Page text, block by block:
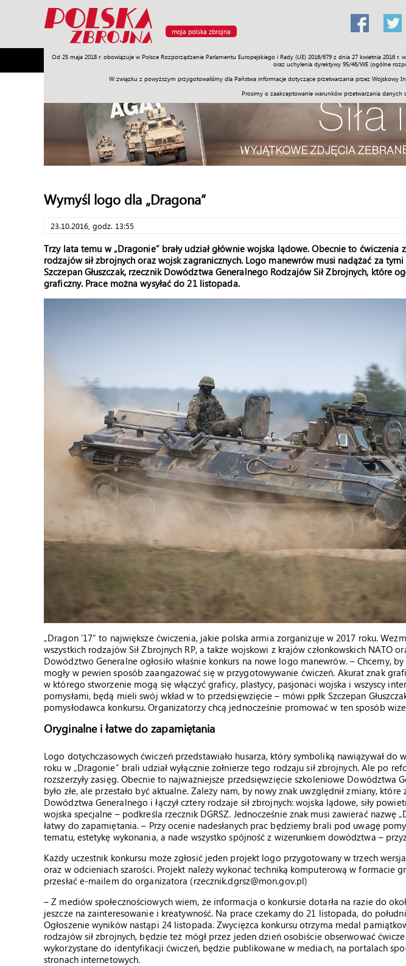
moja polska zbrojna
Od 25 maja 2018 r. obowiązuje w Polsce Rozporządzenie Parlamentu Europejskiego i Rady (UE) 2016/679 z dnia 27 kwietnia
oraz uchylenia dyrektywy 95/46/WE (ogólne
W związku z powyższym przygotowaliśmy dla Państwa informacje dotyczące przetwarzania przez Wojskowy
Prosimy o zaakceptowanie warunków przetwarzania
Armia Poligon Sprzęt Misje Polityka Prawo Świat Społeczność Sport
Wymyśl logo dla „Dragona”
23.10.2016, godz. 13:55
Trzy lata temu w „Dragonie” brały udział głównie wojska lądowe. Obecnie to ćwiczenia
rodzajów sił zbrojnych oraz wojsk zagranicznych. Logo manewrów musi nadążać za
Szczepan Głuszczak, rzecznik Dowództwa Generalnego Rodzajów Sił Zbrojnych, które
graficzny. Prace można wysyłać do 21 listopada.
„Dragon ’17” to największe ćwiczenia, jakie polska armia zorganizuje w 2017 roku.
wszystkich rodzajów Sił Zbrojnych RP, a także wojskowi z krajów członkowskich NATO
Dowództwo Generalne ogłosiło właśnie konkurs na nowe logo manewrów. – Chcemy,
mogły w pewien sposób zaangażować się w przygotowywanie ćwiczeń. Akurat znak
w którego stworzenie mogą się włączyć graficy, plastycy, pasjonaci wojska i wszyscy
pomysłami, będą mieli swój wkład w to przedsięwzięcie – mówi ppłk Szczepan
pomysłodawca konkursu. Organizatorzy chcą jednocześnie promować w ten sposób
Oryginalne i łatwe do zapamiętania
Logo dotychczasowych ćwiczeń przedstawiało husarza, który symboliką nawiązywał do
roku w „Dragonie” brali udział wyłącznie żołnierze tego rodzaju sił zbrojnych. Ale po
rozszerzyły zasięg. Obecnie to najważniejsze przedsięwzięcie szkoleniowe Dowództwa
było złe, ale przestało być aktualne. Zależy nam, by nowy znak uwzględnił zmiany, które
Dowództwa Generalnego i łączył cztery rodzaje sił zbrojnych: wojska lądowe, siły
wojska specjalne – podkreśla rzecznik DGRSZ. Jednocześnie znak musi zawierać nazwę
łatwy do zapamiętania. – Przy ocenie nadesłanych prac będziemy brali pod uwagę
tematu, estetykę wykonania, a nade wszystko spójność z wizerunkiem dowództwa –
Każdy uczestnik konkursu może zgłosić jeden projekt logo przygotowany w trzech
oraz w odcieniach szarości. Projekt należy wykonać techniką komputerową w formacie
przesłać e-mailem do organizatora (rzecznik.dgrsz@mon.gov.pl)
– Z mediów społecznościowych wiem, że informacja o konkursie dotarła na razie do
jeszcze na zainteresowanie i kreatywność. Na prace czekamy do 21 listopada, do
Ogłoszenie wyników nastąpi 24 listopada. Zwycięzca konkursu otrzyma medal
rodzajów sił zbrojnych, będzie też mógł przez jeden dzień osobiście obserwować
wykorzystane do identyfikacji ćwiczeń, będzie publikowane w mediach, na portalach
stronach internetowych.